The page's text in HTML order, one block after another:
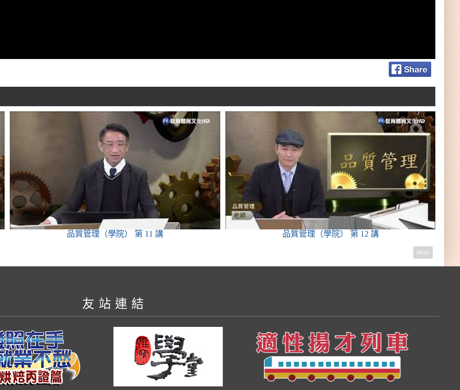
品質管理（學院） 第 11 講 品質管理（學院） 第 12 講
next
友站連結